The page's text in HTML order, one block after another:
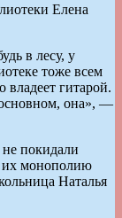
Елена
в лесу, у
тоже всем
гитарой.
она», —
покидали
монополию
Наталья